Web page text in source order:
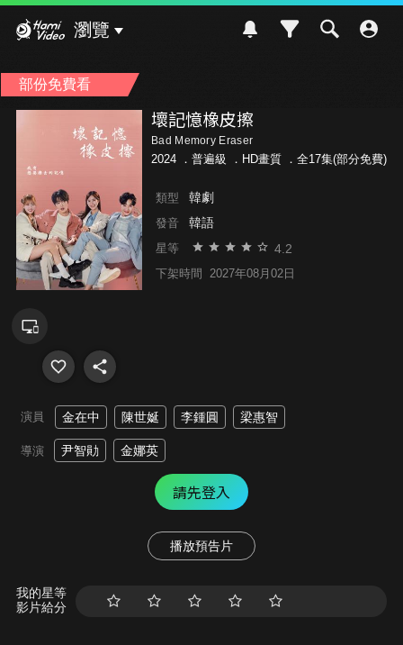
瀏覽
部份免費看
壞記憶橡皮擦
Bad Memory Eraser
2024 ． 普遍級 ．HD畫質 ．全17集(部分免費)
類型 韓劇
發音 韓語
星等 4.2
下架時間 2027年08月02日
演員 金在中 陳世娫 李鍾圓 梁惠智
導演 尹智勛 金娜英
請先登入
播放預告片
我的星等
影片給分